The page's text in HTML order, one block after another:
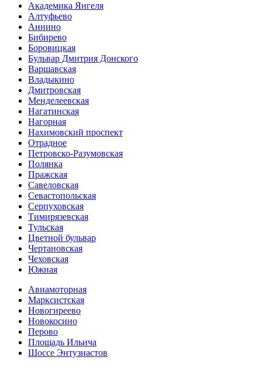
Академика Янгеля
Алтуфьево
Аннино
Бибирево
Боровицкая
Бульвар Дмитрия Донского
Варшавская
Владыкино
Дмитровская
Менделеевская
Нагатинская
Нагорная
Нахимовский проспект
Отрадное
Петровско-Разумовская
Полянка
Пражская
Савеловская
Севасто­польская
Серпуховская
Тимирязевская
Тульская
Цветной бульвар
Чертановская
Чеховская
Южная
Авиамоторная
Марксистская
Новогиреево
Новокосино
Перово
Площадь Ильича
Шоссе Энтузиастов